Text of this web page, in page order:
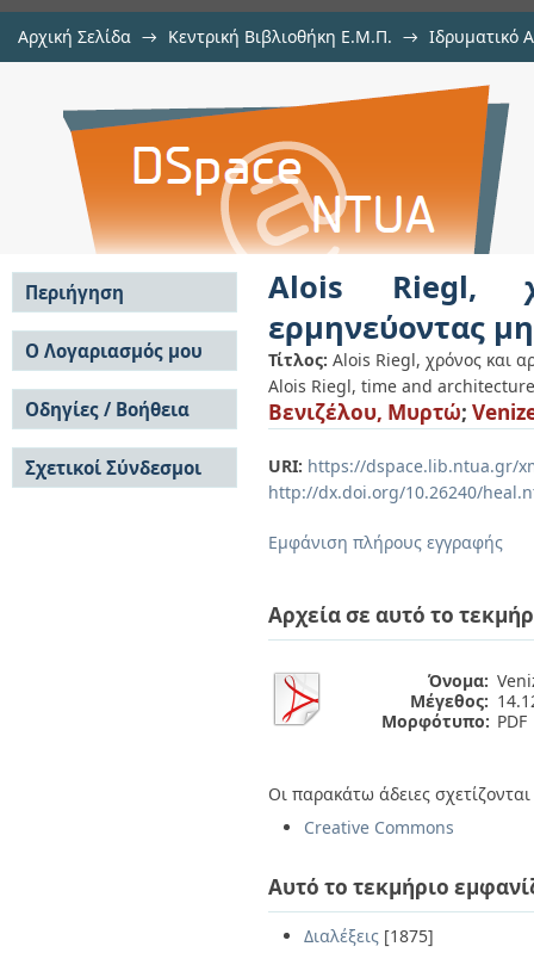
Αρχική Σελίδα → Κεντρική Βιβλιοθήκη Ε.Μ.Π. → Ιδρυματικό
Alois Riegl, χρόνος και
Alois Riegl,
ερμηνεύοντας
Τίτλος: Alois Riegl, χρόνος και
Alois Riegl, time and
Βενιζέλου, Μυρτώ;
URI: https://dspace.lib.ntua.gr/
http://dx.doi.org/10.26240/
Εμφάνιση πλήρους εγγραφής
Αρχεία σε αυτό το
Όνομα:
Μέγεθος:
Μορφότυπο: PDF
Οι παρακάτω άδειες
Creative Commons
Αυτό το τεκμήριο
Διαλέξεις [1875]
Περιήγηση
Σε όλο το DSpace
Κοινότητες & Συλλογές
Ανά Ημερομηνία
Έκδοσης
Συγγραφείς
Τίτλοι
Θέματα
Ο Λογαριασμός μου
Σύνδεση
Εγγραφή
Οδηγίες / Βοήθεια
Οδηγίες Υποβολής
Οδηγίες Χρήσης ΙΑ
Συχνές Ερωτήσεις
Σχετικοί Σύνδεσμοι